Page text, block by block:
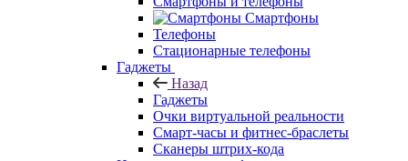
Смартфоны
Телефоны
Стационарные телефоны
Гаджеты
Назад
Гаджеты
Очки виртуальной реальности
Смарт-часы и фитнес-браслеты
Сканеры штрих-кода